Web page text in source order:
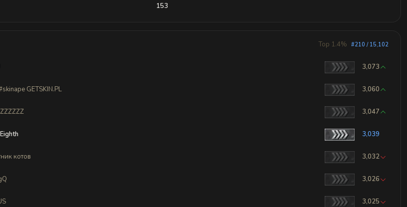
153
Top 1.4% #210 / 15,102
3,073
GETSKIN.PL 3,060
3,047
3,039
котов 3,032
3,026
3,025